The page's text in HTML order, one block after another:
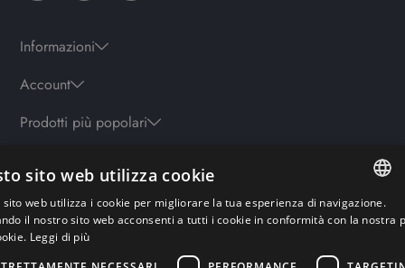
Informazioni
Account
Prodotti più popolari
Orari
Lun-ven: 9.30-19.30 - Sab: 10-13 | 15.30-19.30 - Domenica: chiuso
ITALIAN
sito web utilizza cookie
sito web utilizza i cookie per migliorare la tua esperienza di navigazione.
il nostro sito web acconsenti a tutti i cookie in conformità con la nostra
Leggi di più